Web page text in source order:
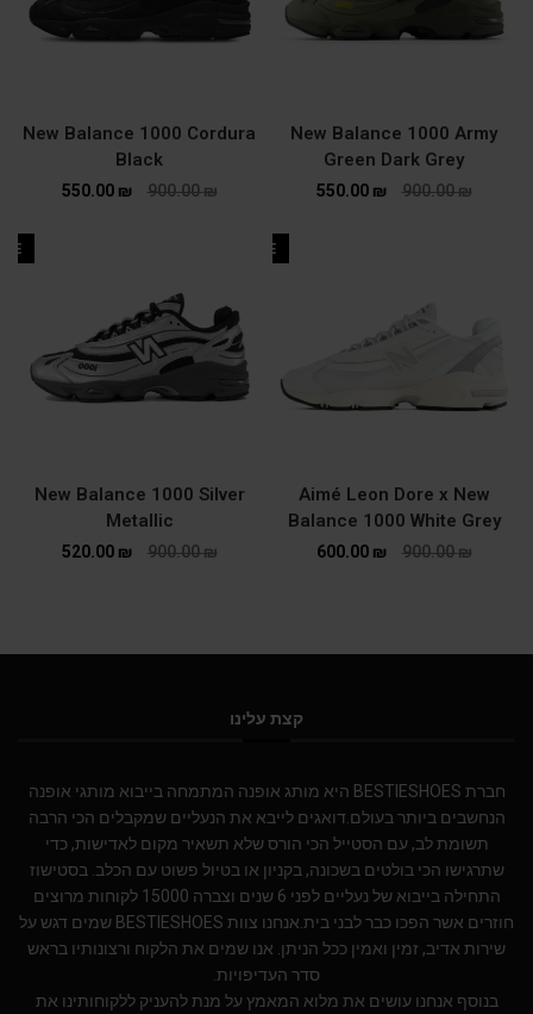
New Balance 1000 Army
Green Dark Grey
900.00₪
550.00 ₪
New Balance 1000 Cordura
Black
900.00₪
550.00 ₪
SALE
Aimé Leon Dore x New
Balance 1000 White Grey
900.00₪
600.00 ₪
New Balance 1000 Silver
Metallic
900.00₪
520.00 ₪
קצת עלינו
חברת BESTIESHOES היא מותג אופנה המתמחה בייבוא מותגי אופנה
הנחשבים ביותר בעולם.דואגים לייבא את הנעליים שמקבלים הכי הרבה
תשומת לב, עם הסטייל הכי הורס שלא תשאיר מקום לאדישות, כדי
שתרגישו הכי בולטים בשכונה, בקניון או בטיול פשוט עם הכלב. בסטישוז
התחילה בייבוא של נעליים לפני 6 שנים וצברה 15000 לקוחות מרוצים
חוזרים אשר הפכו כבר לבני בית.אנחנו צוות BESTIESHOES שמים דגש על
שירות אדיב, זמין ואמין ככל הניתן. אנו שמים את הלקוח ורצונותיו בראש
סדר העדיפויות.
בנוסף אנחנו עושים את מלוא המאמץ על מנת להעניק ללקוחותינו את